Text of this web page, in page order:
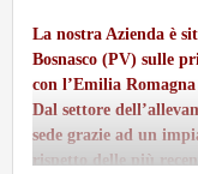
La nostra Azienda è
Bosnasco (PV) sulle
con l’Emilia
Dal settore
sede grazie ad un
rispetto delle più